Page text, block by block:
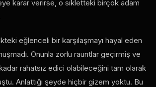
karar verirse, o sıkletteki birçok adam
eğlenceli bir karşılaşmayı hayal eden
Onunla zorlu rauntlar geçirmiş ve
rahatsız edici olabileceğini tam olarak
Anlattığı şeyde hiçbir gizem yoktu. Bu